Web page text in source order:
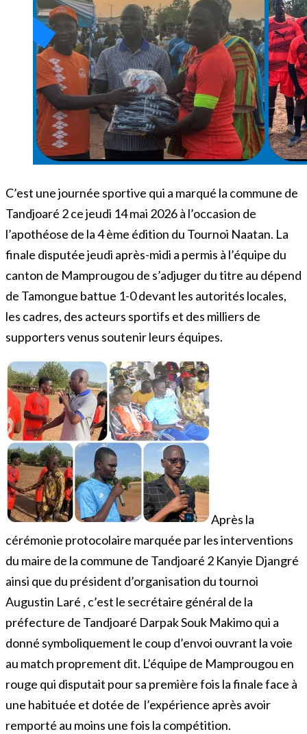
C’est une journée sportive qui a marqué la commune de
Tandjoaré 2 ce jeudi 14 mai 2026 à l’occasion de
l’apothéose de la 4 ème édition du Tournoi Naatan. La
finale disputée jeudi après-midi a permis à l’équipe du
canton de Mamprougou de s’adjuger du titre au dépend
de Tamongue battue 1-0 devant les autorités locales,
les cadres, des acteurs sportifs et des milliers de
supporters venus soutenir leurs équipes.
Après la
cérémonie protocolaire marquée par les interventions
du maire de la commune de Tandjoaré 2 Kanyie Djangré
ainsi que du président d’organisation du tournoi
Augustin Laré , c’est le secrétaire général de la
préfecture de Tandjoaré Darpak Souk Makimo qui a
donné symboliquement le coup d’envoi ouvrant la voie
au match proprement dit. L’équipe de Mamprougou en
rouge qui disputait pour sa première fois la finale face à
une habituée et dotée de l’expérience après avoir
remporté au moins une fois la compétition.